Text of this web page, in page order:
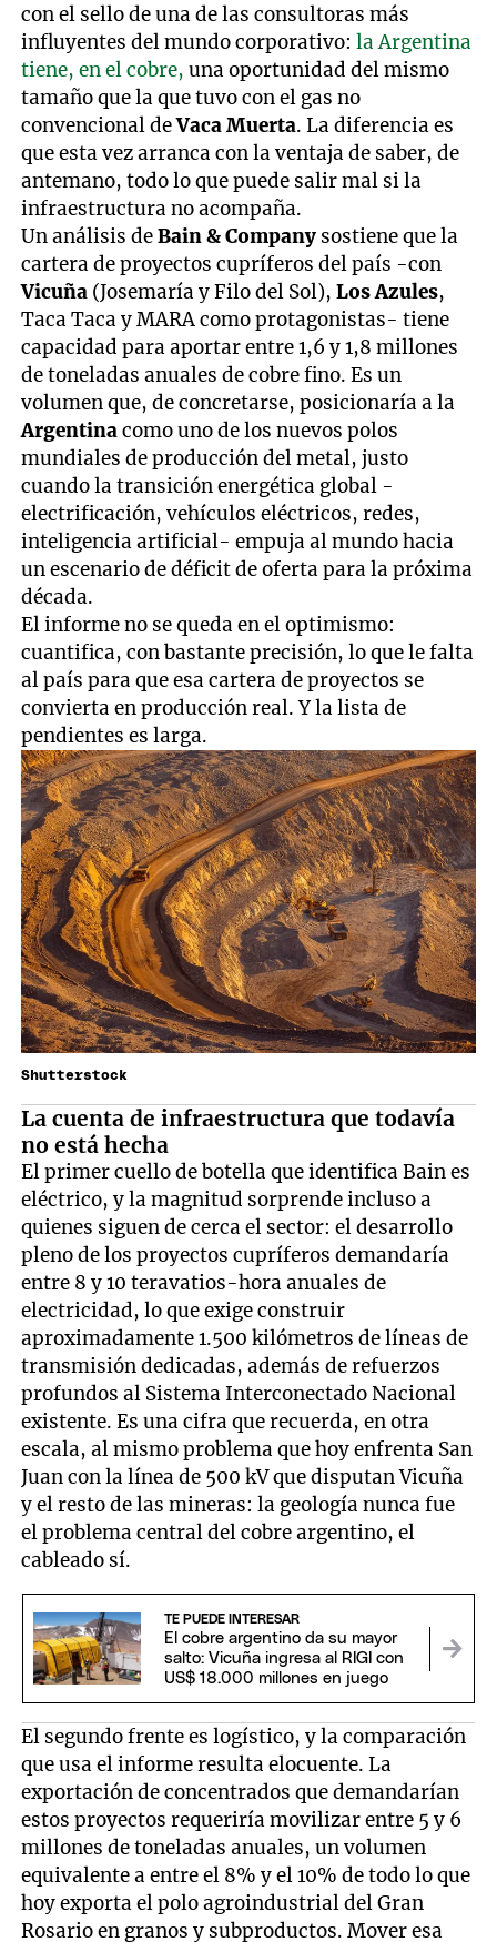
con el sello de una de las consultoras más
influyentes del mundo corporativo:la Argentina
tiene, en el cobre, una oportunidad del mismo
tamaño que la que tuvo con el gas no
convencional deVaca Muerta. La diferencia es
que esta vez arranca con la ventaja de saber, de
antemano, todo lo que puede salir mal si la
infraestructura no acompaña.
Un análisis deBain & Company sostiene que la
cartera de proyectos cupríferos del país -con
Vicuña (Josemaría y Filo del Sol),Los Azules,
Taca Taca y MARA como protagonistas- tiene
capacidad para aportar entre 1,6 y 1,8 millones
de toneladas anuales de cobre fino. Es un
volumen que, de concretarse, posicionaría a la
Argentinacomo uno de los nuevos polos
mundiales de producción del metal, justo
cuando la transición energética global -
electrificación, vehículos eléctricos, redes,
inteligencia artificial- empuja al mundo hacia
un escenario de déficit de oferta para la próxima
década.
El informe no se queda en el optimismo:
cuantifica, con bastante precisión, lo que le falta
al país para que esa cartera de proyectos se
convierta en producción real. Y la lista de
pendientes es larga.
Shutterstock
La cuenta de infraestructura que todavía
no está hecha
El primer cuello de botella que identifica Bain es
eléctrico, y la magnitud sorprende incluso a
quienes siguen de cerca el sector: el desarrollo
pleno de los proyectos cupríferos demandaría
entre 8 y 10 teravatios-hora anuales de
electricidad, lo que exige construir
aproximadamente 1.500 kilómetros de líneas de
transmisión dedicadas, además de refuerzos
profundos al Sistema Interconectado Nacional
existente. Es una cifra que recuerda, en otra
escala, al mismo problema que hoy enfrenta San
Juan con la línea de 500 kV que disputan Vicuña
y el resto de las mineras: la geología nunca fue
el problema central del cobre argentino, el
cableado sí.
TE PUEDE INTERESAR
El cobre argentino da su mayor
salto: Vicuña ingresa al RIGI con
US$ 18.000 millones en juego
El segundo frente es logístico, y la comparación
que usa el informe resulta elocuente. La
exportación de concentrados que demandarían
estos proyectos requeriría movilizar entre 5 y 6
millones de toneladas anuales, un volumen
equivalente a entre el 8% y el 10% de todo lo que
hoy exporta el polo agroindustrial del Gran
Rosario en granos y subproductos. Mover esa